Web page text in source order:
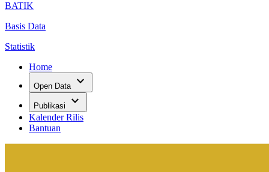
BATIK
Basis Data
Statistik
Home
Open Data expand_more
Publikasi expand_more
Kalender Rilis
Bantuan